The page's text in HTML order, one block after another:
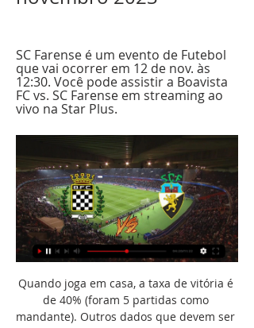
SC Farense é um evento de Futebol
que vai ocorrer em 12 de nov. às
12:30. Você pode assistir a Boavista
FC vs. SC Farense em streaming ao
vivo na Star Plus.
Quando joga em casa, a taxa de vitória é de 40% (foram 5 partidas como mandante). Outros dados que devem ser levados em conta são os números de gols marcados e sofridos até o presente momento. De maneira geral, Boavista FC tem uma zaga que sofreu 8 gols até aqui no campeonato. Quando falamos de poder ofensivo, Boavista FC tem uma média de 1. 8 gols marcados por jogo na competição. Últimos resultados: Farense - Campeonato PortuguêsBoavista FC, até aqui, saiu vitorioso em 40% dos 10 jogos realizados. 

Assista de graça! Boavista FC x Farense Como assistir Registre-se com nosso parceiro e ative sua conta. Assista de graça! Registre-se com nosso parceiro Para assistir Boavista FC x Farense ao vivo, basta clicar no link acima e acessar as opções que permitam que você assista ao jogo. Agora que você sabe tudo sobre a transmissão ao vivo para Boavista FC x Farense, escolha a opção que melhor lhe atende. Caso não encontre nenhum canal onde vai passar o jogo, consulte os serviços de streaming, redes sociais, canais oficiais das equipes no Youtube ou serviços de TV a cabo/via satélite. Abaixo trazemos um prognóstico completo para a partida. 

Onde assistir ao jogo Boavista x Farense AO VIVO há 3 horas — Como assistir Boavista x Farense Futebol AO VIVO Online no seu celular, tablet e notebook. A fim de não perder nenhum lance do jogo ao vivo, ...

br (disponível para as maiores ligas de futebol) fornece estatísticas detalhadas (posse de bola, chutes a gol/fora, faltas, escanteios, tiros livres), escalações e narração ao vivo. Siga os placares ao vivo para Farense e outros resultados de futebol agora em Flashscore. br! Próximas partidas: 12. 11. Boavista x Farense, 02. 12. Farense x Guimaraes, 08. 

Como assistir Boavista x Farense Futebol AO VIVO Online no seu celular, tablet e notebook A fim de não perder nenhum lance do jogo ao vivo, você pode acompanhar tudo em tempo real através do seu celular, tablet ou PC. Para isso, basta acessar o site Star+ (Clique Aqui) e Betano (Clique Aqui), que realizará a transmissão online. Além dessa opção, você também pode assistir ao confronto utilizando o aplicativo, disponível para download tanto para IOS quanto para Android. Contudo, é importante lembrar que o acesso a esse serviço requer assinatura. Acompanhe no Google Futebol AO VIVO em Tempo Real Você tem interesse em acompanhar o duelo em tempo real? Nesse caso, uma ótima opção é utilizar o serviço de atualização do Google, que fornece um resumo detalhado minuto a minuto dos eventos da partida. 

Futebol: jogos Boavista FC ao vivo, tabela, resultados https://omapi.sporttube.com/image_upload/2023/10/. Boavista x Sporting – onde assistir ao vivo/direto, horário e escalações – Liga Portugal Boavista x Farense ...

Onde dá a Bola? - OndeBola - Data/Canal TV jogos futebol Data Hora*Equipas JogoCanalDom 12 Nov 14:00 hojeLiverpool ‑ Brentford Liga InglaterraEleven 1Dom 12 Nov 14:00 hojeVários ‑ Jogos Liga FrançaEleven x BetanoDom 12 Nov 15:00 hojeBenfica ‑ F. Zêzere FUTSAL, Liga PTCanal 11Ver mais 46 linhas

Boavista e Farense ao vivo transmissão 12 novembro 2023 há 9 horas — Boavista FC | VER JOGO 4425 (hoje***) Famalicão e SC Farense ao vivo Veja onde assistir Sporting CP e SC Farense ao vivo onde assistir 2 02/11/ ...

Assistir Boavista x Farense ao vivo 12/11/2023 HD online - FutebolPlayHD. com! Assistir Boavista x Farense ao vivo pelo Campeonato Português sem travar grátis, Boavista x Farense ao vivo pelo seu celular ou pc aqui no FutebolplayHD. com! Acompanhe Boavista x Farense ao vivo pelo Campeonato Português a partir das 12h30 (de Brasília) com transmissão do canal SPORT TV1. Assistir Boavista x Farense ao vivo HD hojeSó aqui no Futebol Play HD você não vai perder nenhum lance da partida entre Boavista e Farense grátis sem travamentos. 12h30 - Campeonato Português: Boavista x Farense - SPORT TV1Campeonato Português grátis Boavista x Farense aqui no Futebol Play HD! AJUDE NOSSO SITE, COMPARTILHE COM TODOS OS SEUS AMIGOS! Todos os jogos do Boavista ao vivo estão aqui. 

Assistir Boavista FC x Farense Ao Vivo - 12/11/2023 | APWinPatrocinado por Boavista FC x Farense ao vivo: onde assistir Campeonato PortuguêsA partida entre Boavista FC x Farense acontece neste dia 12/11/2023, às 12h30 (pelo horário de Brasília). Abaixo você poderá conferir todas as principais informações deste jogo, além de saber como assistir a partida na TV ou pela internet, de acordo com as opções disponíveis para que você consiga ver o jogo ao vivo. Ficha técnica do jogo entre Boavista FC x Farense🆚 Confronto: Boavista FC x Farense⚽ Campeonato: Campeonato Português📺 Transmissão: Ver site/casa recomendada📅 Data e hora: 12 de Novembro de 2023 – 12h30 (Horário de Brasília)🏟️ Estádio: Estádio do Bessa Século XXI (Porto)Abaixo você pode conferir as campanhas das equipes. Últimos resultados: Boavista FC - Campeonato Português Boavista FC - Equipe de CasaAté o momento, Boavista FC venceu 40% dos 10 jogos disputados em Campeonato Português. 

Em nosso site, você encontrará guias de TV e internet, além dos melhores momentos das partidas, informações sobre o mercado da bola e a possibilidade de assistir aos jogos de futebol AO VIVO. Essas são algumas das vantagens que oferecemos para que você não perca nenhum evento esportivo importante. Além disso, ao se inscrever, você ficará por dentro das notícias em resumo, com detalhes sobre escalações, datas, horários, locais, prognósticos e links para acompanhar seu esporte favorito AO VIVO. Por exemplo, você pode assistir a partida entre Boavista x Farense AO VIVO em nosso site. Entretanto, gostaríamos também de convidá-lo a colaborar conosco e nos ajudar a marcar um verdadeiro golaço! Sua opinião é importante para nós, por isso não deixe de clicar aqui para registrar suas sugestões de melhoria do nosso conteúdo ou compartilhar sua opinião. Aqui no Tabela Esportiva, valorizamos a voz dos nossos leitores acima de tudo! - Anúncios - Um apaixonado por esportes no geral, buscando o seu sonho de trabalhar com o que realmente ama. 

Jogos Farense ao vivo, tabela, resultados, Boavista x Farense ao vivoInformação: A página de placares ao vivo Farense em Flashscore. com. br oferece placares ao vivo, resultados, classificação de campeonatos e resumos de jogo com artilheiros, cartões amarelos e cartões vermelhos, comparação de odds (cotações de apostas) e estatísticas de confrontos para Farense. O Live Centre em Flashscore. 

BOAVISTA Futebol Clube Boavista FC - SC Farense. 12 de Novembro - 15:30. Domingo. VS. Primeira Liga Ver opções · Footballers: o início. 30.00€. Adicionar · Footballers: Cards - ...

Boavista FC - SC Farense: Live Stream & on TV today SC Farense é um evento de Futebol que vai ocorrer em 12 de nov. às 12:30. Você pode assistir a Boavista FC vs. SC Farense em streaming ao vivo na Star Plus.

Jogos de Hoje Ao Vivo na TV (12/11) – Domingo há 12 horas — 12h30 – Boavista x Farense – Liga Portugal. Canais: Star+. PUBLICIDADE. 12h45 – Feyenoord x AZ Alkmaar – Eredivisie. Canais: Star+. 13h00 – ...

Previsão: Boavista FC x Farense Quem Ganha a Partida? Odds patrocinadas por Está procurando um prognóstico para Boavista FC x Farense? Com base na nossa análise, esse tem tudo para ser um duelo acirrado, afinal, as duas equipes têm potencial para conquistar a vitória e, dessa forma, qualquer resultado é possível. Caso você esteja procurando por palpites de futebol gratuitos e quer uma previsão detalhada do que pode acontecer neste jogo, nós temos uma equipe de tipsters e analistas de futebol que podem te ajudar. 

Contudo, para acessá-lo, basta (Clicar Aqui) e ficar por dentro de todos os detalhes do jogo de forma rápida e prática. Ficha técnica do jogo Data: Domingo, 12 de novembro de 2023 Horário: Às 12h30 (Horário de Brasília) Competição: Campeonato Português Onde assistir? Star+ e Betano Siga o Tabela Esportiva também no Google Notícias, (CLIQUE AQUI) e em seguida aperte em “Seguir” Nossas Redes Sociais / Tabela Esportiva https://www. instagram. com/tabelaesportivaoficial https://twitter. com/okayokayentret1 Primeiramente, gostaríamos de perguntar: você já acompanha nosso site? Caso não, recomendamos que você se inscreva para receber informações atualizadas sobre as principais competições do esporte mundial. 

Sporting CP e SC Farense ao vivo onde assistir 2 02/11/2023 — Pos. 1, Sporting CP, 9, 25. 2, SL Benfica, 9, 22. 3, FC Porto, 9, 22. 4, Vitória SC, 9, 19. 5, SC Braga, 9, 17. 6, Boavista FC, 9, 15.

No entanto, quando atua jogando fora de casa (em 4 ocasiões), a taxa de vitórias é de 25%Quando o assunto são gols, Boavista FC tem os seguintes números na competição (contando o desempenho em casa e fora):Gols marcados: 5Média de gols marcados por jogo: 1. 7Gols sofridos: 7 golsMédia de gols sofridos por jogo: 1. 4 Caso queira conferir mais dados deste jogo, basta acessar a nossa página de estatísticas para Boavista FC x Farense. Confrontos recentes entre os timesNos últimos anos, Boavista FC e Farense se enfrentaram em 2 oportunidades. Abaixo você pode conferir o resumo dos últimos resultados entre as duas equipes que se enfrentam neste próximo dia 12/11/2023. Boavista FC venceu 0 jogosFarense saiu vencedor em 2 confrontos0 partida terminou empatadaVeja abaixo todas as informações sobre a transmissão ao vivo de Boavista FC x Farense - Campeonato Português. Onde assistir Boavista FC x Farense ao vivo Your browser does not support the video tag. 

Boavista x Farense ao vivo: onde assistir o Campeonato há 7 horas — Onde assistir Boavista x Farense ao vivo · Data: domingo, 12 de Novembro de 2023; · Horário: 12:30 (horário de Brasília); · Onde assistir: Star+.

Onde dá a Bola? - OndeBola - Data/Canal TV jogos futebol, opiniãoAgenda de jogos em destaque Informação do Calendário de Futebol na TV OndeBola, Onde dá a Bola? - Consulte a data, hora e canal de TV que transmite o jogo de FUTEBOL em direto. Uma consulta rápida da programação do futebol na Televisão. Especial destaque aos jogos das principais equipas portuguesas, como